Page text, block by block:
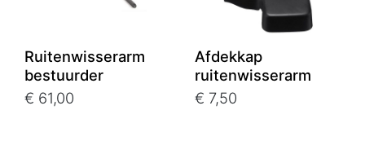
Ruitenwisserarm
bestuurder
€ 61,00
Afdekkap
ruitenwisserarm
€ 7,50